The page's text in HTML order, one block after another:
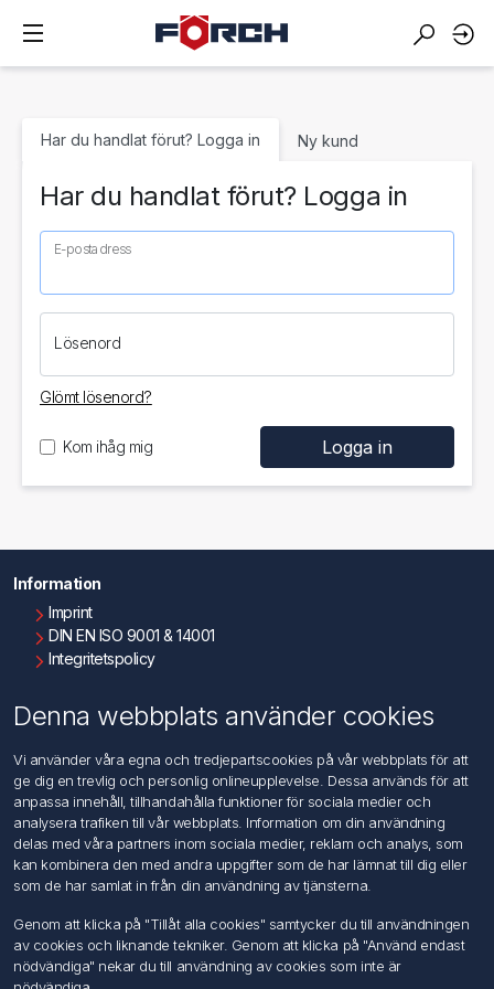
Har du handlat förut? Logga in Ny kund
Har du handlat förut? Logga in
E-postadress
Lösenord
Glömt lösenord?
Kom ihåg mig
Information
Imprint
DIN EN ISO 9001 & 14001
Integritetspolicy
Kontakta oss
Kundtjänst
Sök
Mitt konto
Mina ordrar
Mina adresser
Denna webbplats använder cookies
Vi använder våra egna och tredjepartscookies på vår webbplats för att
ge dig en trevlig och personlig onlineupplevelse. Dessa används för att
anpassa innehåll, tillhandahålla funktioner för sociala medier och
analysera trafiken till vår webbplats. Information om din användning
delas med våra partners inom sociala medier, reklam och analys, som
kan kombinera den med andra uppgifter som de har lämnat till dig eller
som de har samlat in från din användning av tjänsterna.
Genom att klicka på "Tillåt alla cookies" samtycker du till användningen
av cookies och liknande tekniker. Genom att klicka på "Använd endast
nödvändiga" nekar du till användning av cookies som inte är